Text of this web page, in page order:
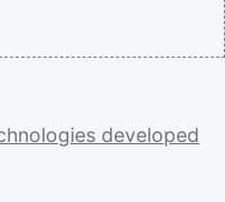
developed